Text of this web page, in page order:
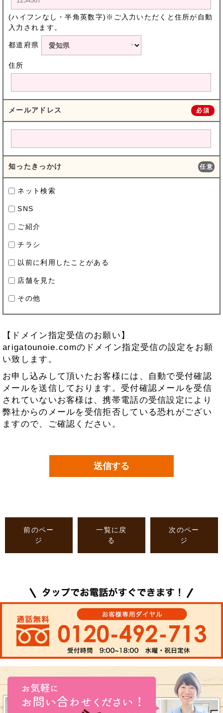
(ハイフンなし・半角英数字)※ご入力いただくと住所が自動
入力されます。
都道府県
住所
メールアドレス 必須
知ったきっかけ 任意
ネット検索
SNS
ご紹介
チラシ
以前に利用したことがある
店舗を見た
その他
【ドメイン指定受信のお願い】
arigatounoie.comのドメイン指定受信の設定をお願
い致します。
お申し込みして頂いたお客様には、自動で受付確認
メールを送信しております。受付確認メールを受信
されていないお客様は、携帯電話の受信設定により
弊社からのメールを受信拒否している恐れがござい
ますので、ご確認ください。
前のペー
ジ
一覧に戻
る
次のペー
ジ